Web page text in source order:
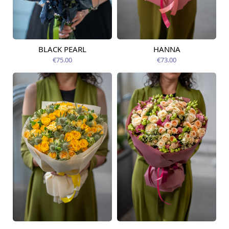
Pieejams šodien
BLACK PEARL
€75.00
Pieejama no
HANNA
€73.00